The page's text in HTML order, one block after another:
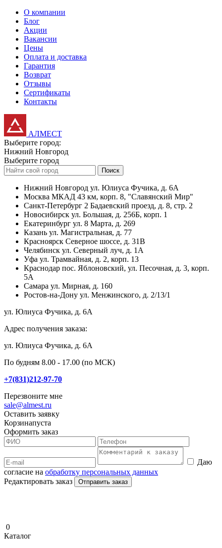
О компании
Блог
Акции
Вакансии
Цены
Оплата и доставка
Гарантия
Возврат
Отзывы
Сертификаты
Контакты
АЛМЕСТ
Выберите город:
Нижний Новгород
Выберите город
Поиск
Нижний Новгород ул. Юлиуса Фучика, д. 6А
Москва МКАД 43 км, корп. 8, "Славянский Мир"
Санкт-Петербург 2 Бадаевский проезд, д. 8, стр. 2
Новосибирск ул. Большая, д. 256Б, корп. 1
Екатеринбург ул. 8 Марта, д. 269
Казань ул. Магистральная, д. 77
Красноярск Северное шоссе, д. 31В
Челябинск ул. Северный луч, д. 1А
Уфа ул. Трамвайная, д. 2, корп. 13
Краснодар пос. Яблоновский, ул. Песочная, д. 3, корп.
5А
Самара ул. Мирная, д. 160
Ростов-на-Дону ул. Менжинского, д. 2/13/1
ул. Юлиуса Фучика, д. 6А
Адрес получения заказа:
ул. Юлиуса Фучика, д. 6А
По будням 8.00 - 17.00 (по МСК)
+7(831)212-97-70
Перезвоните мне
sale@almest.ru
Оставить заявку
Корзинапуста
Оформить заказ
Даю
согласие на обработку персональных данных
Редактировать заказ
Отправить заказ
0
Каталог